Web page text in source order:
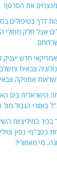
את הסרטן!
דרך בטיפולים
אצל חלק מחולי
חדש
צבאית
אספקה
הישראלית בים
באזורי הגבול
בכיר במיליציות
כטב"מי נפץ
מי מאחורי?